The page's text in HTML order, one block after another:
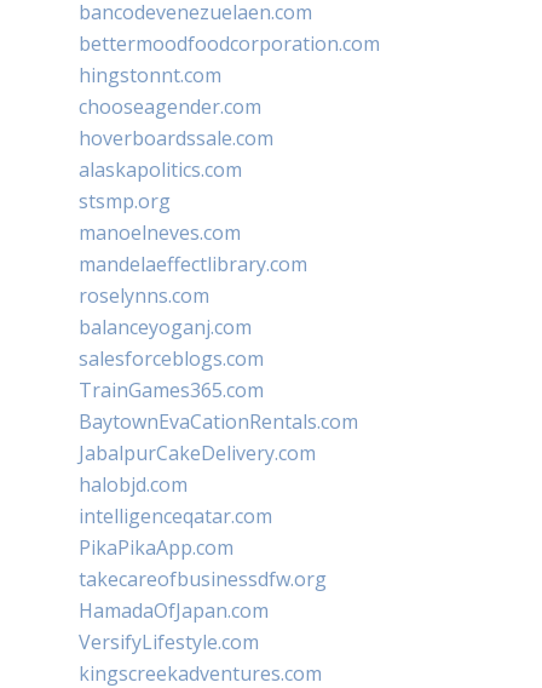
bancodevenezuelaen.com
bettermoodfoodcorporation.com
hingstonnt.com
chooseagender.com
hoverboardssale.com
alaskapolitics.com
stsmp.org
manoelneves.com
mandelaeffectlibrary.com
roselynns.com
balanceyoganj.com
salesforceblogs.com
TrainGames365.com
BaytownEvaCationRentals.com
JabalpurCakeDelivery.com
halobjd.com
intelligenceqatar.com
PikaPikaApp.com
takecareofbusinessdfw.org
HamadaOfJapan.com
VersifyLifestyle.com
kingscreekadventures.com